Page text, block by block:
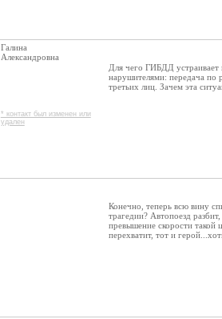
Галина
Александровна
* контакт был изменен или
удален
Для чего ГИБДД устраивает
нарушителями: передача по
третьих лиц. Зачем эта
Конечно, теперь всю вину
трагедии? Автопоезд
превышение скорости такой
перехватит, тот и